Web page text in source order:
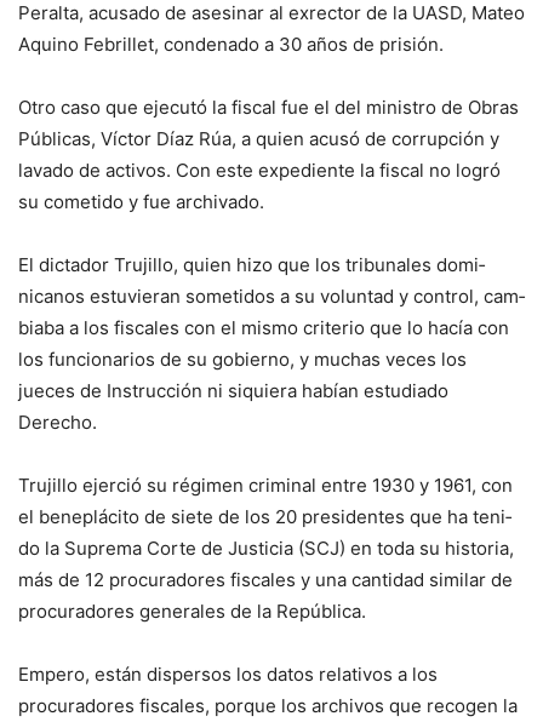
Peralta, acusado de ase­sinar al exrector de la UASD, Mateo
Aquino Febrillet, con­denado a 30 años de prisión.
Otro caso que ejecutó la fiscal fue el del ministro de Obras
Públicas, Víctor Díaz Rúa, a quien acusó de co­rrupción y
lavado de activos. Con este expediente la fiscal no logró
su cometido y fue archivado.
El dictador Trujillo, quien hizo que los tribunales domi­
nicanos estuvieran sometidos a su voluntad y control, cam­
biaba a los fiscales con el mis­mo criterio que lo hacía con
los funcionarios de su gobier­no, y muchas veces los
jueces de Instrucción ni siquiera ha­bían estudiado
Derecho.
Trujillo ejerció su régimen criminal entre 1930 y 1961, con
el beneplácito de siete de los 20 presidentes que ha teni­
do la Suprema Corte de Justi­cia (SCJ) en toda su historia,
más de 12 procuradores fisca­les y una cantidad similar de
procuradores generales de la República.
Empero, están dispersos los datos relativos a los
procurado­res fiscales, porque los archivos que recogen la